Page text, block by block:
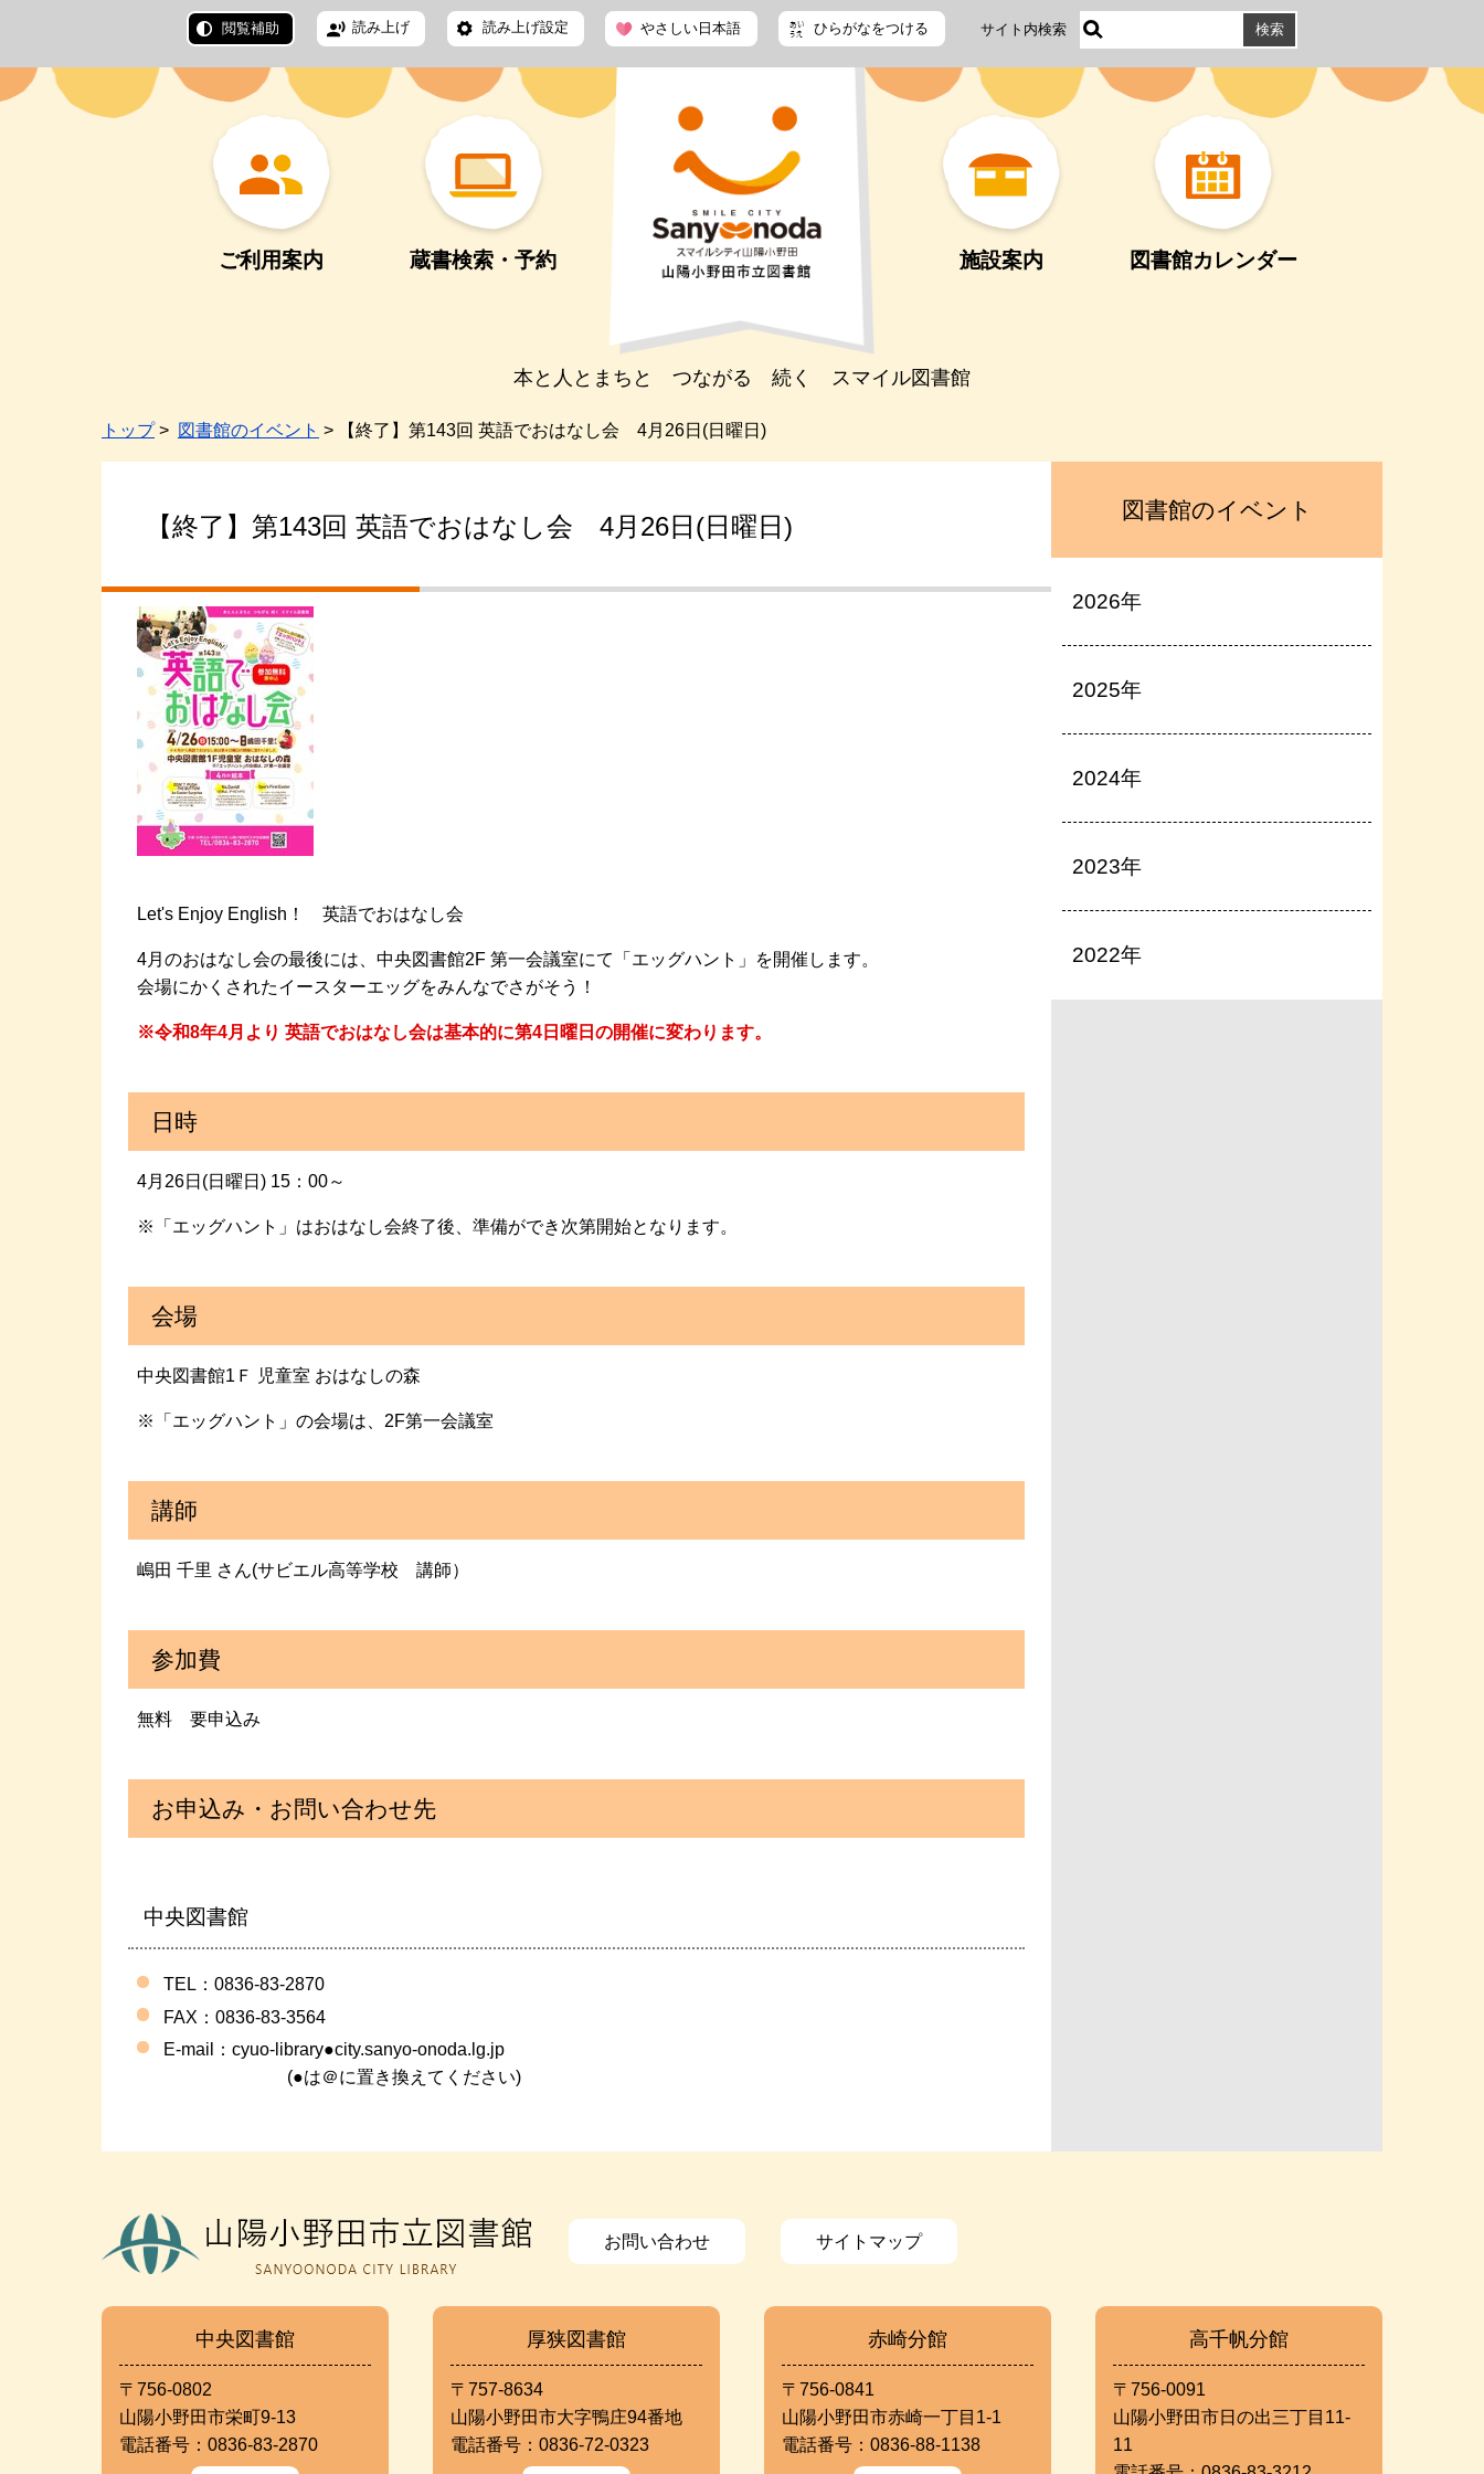
閲覧補助 読み上げ 読み上げ設定 やさしい日本語 ひらがなをつける サイト内検索
ご利用案内 蔵書検索・予約 施設案内 図書館カレンダー
本と人とまちと つながる 続く スマイル図書館
トップ> 図書館のイベント > 【終了】第143回 英語でおはなし会 4月26日(日曜日)
【終了】第143回 英語でおはなし会 4月26日(日曜日)
Let's Enjoy English！ 英語でおはなし会
4月のおはなし会の最後には、中央図書館2F 第一会議室にて「エッグハント」を開催します。
会場にかくされたイースターエッグをみんなでさがそう！
※令和8年4月より 英語でおはなし会は基本的に第4日曜日の開催に変わります。
日時
4月26日(日曜日) 15：00～
※「エッグハント」はおはなし会終了後、準備ができ次第開始となります。
会場
中央図書館1Ｆ 児童室 おはなしの森
※「エッグハント」の会場は、2F第一会議室
講師
嶋田 千里 さん(サビエル高等学校 講師）
参加費
無料 要申込み
お申込み・お問い合わせ先
中央図書館
TEL：0836-83-2870
FAX ：0836-83-3564
E-mail： cyuo-library●city.sanyo-onoda.lg.jp
(●は＠に置き換えてください)
図書館のイベント
2026年
2025年
2024年
2023年
2022年
お問い合わせ サイトマップ
中央図書館
〒756-0802
山陽小野田市栄町9-13
電話番号：0836-83-2870
厚狭図書館
〒757-8634
山陽小野田市大字鴨庄94番地
電話番号：0836-72-0323
赤崎分館
〒756-0841
山陽小野田市赤崎一丁目1-1
電話番号：0836-88-1138
高千帆分館
〒756-0091
山陽小野田市日の出三丁目11-
11